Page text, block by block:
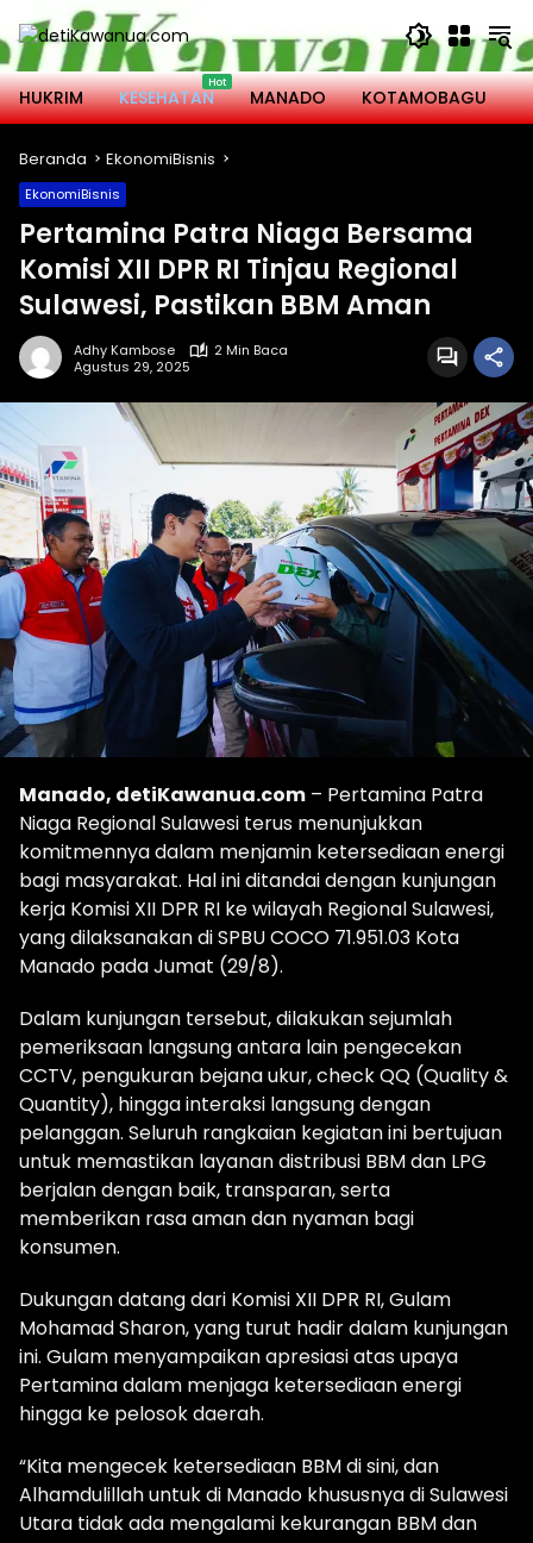
Langsung
ke
konten
HUKRIM
KESEHATAN MANADO KOTAMOBAGU
Beranda EkonomiBisnis
EkonomiBisnis
Pertamina Patra Niaga Bersama
Komisi XII DPR RI Tinjau Regional
Sulawesi, Pastikan BBM Aman
Adhy Kambose
2 Min Baca
Agustus 29, 2025
Manado, detiKawanua.com – Pertamina Patra
Niaga Regional Sulawesi terus menunjukkan
komitmennya dalam menjamin ketersediaan energi
bagi masyarakat. Hal ini ditandai dengan kunjungan
kerja Komisi XII DPR RI ke wilayah Regional Sulawesi,
yang dilaksanakan di SPBU COCO 71.951.03 Kota
Manado pada Jumat (29/8).
Dalam kunjungan tersebut, dilakukan sejumlah
pemeriksaan langsung antara lain pengecekan
CCTV, pengukuran bejana ukur, check QQ (Quality &
Quantity), hingga interaksi langsung dengan
pelanggan. Seluruh rangkaian kegiatan ini bertujuan
untuk memastikan layanan distribusi BBM dan LPG
berjalan dengan baik, transparan, serta
memberikan rasa aman dan nyaman bagi
konsumen.
Dukungan datang dari Komisi XII DPR RI, Gulam
Mohamad Sharon, yang turut hadir dalam kunjungan
ini. Gulam menyampaikan apresiasi atas upaya
Pertamina dalam menjaga ketersediaan energi
hingga ke pelosok daerah.
“Kita mengecek ketersediaan BBM di sini, dan
Alhamdulillah untuk di Manado khususnya di Sulawesi
Utara tidak ada mengalami kekurangan BBM dan